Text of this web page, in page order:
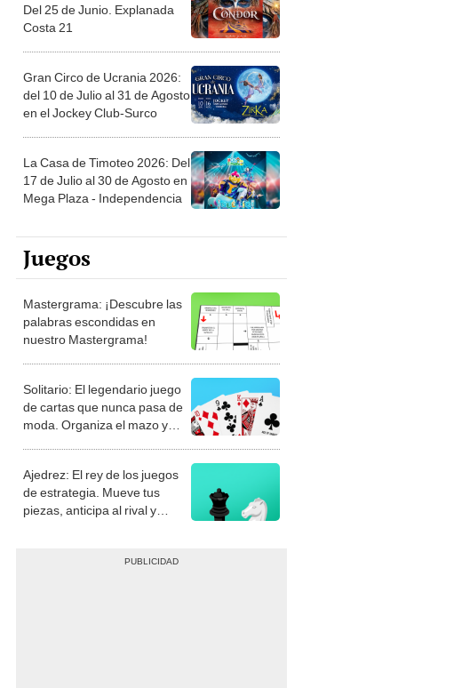
Del 25 de Junio. Explanada
Costa 21
Gran Circo de Ucrania 2026:
del 10 de Julio al 31 de Agosto
en el Jockey Club-Surco
La Casa de Timoteo 2026: Del
17 de Julio al 30 de Agosto en
Mega Plaza - Independencia
Juegos
Mastergrama: ¡Descubre las
palabras escondidas en
nuestro Mastergrama!
Solitario: El legendario juego
de cartas que nunca pasa de
moda. Organiza el mazo y
Ajedrez: El rey de los juegos
de estrategia. Mueve tus
piezas, anticipa al rival y